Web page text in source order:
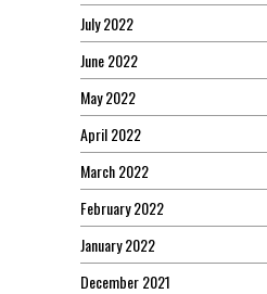
July 2022
June 2022
May 2022
April 2022
March 2022
February 2022
January 2022
December 2021